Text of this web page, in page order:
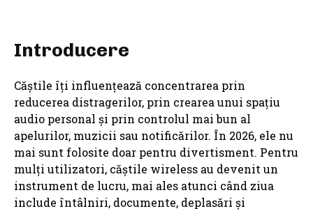
Introducere
Căștile îți influențează concentrarea prin
reducerea distragerilor, prin crearea unui spațiu
audio personal și prin controlul mai bun al
apelurilor, muzicii sau notificărilor. În 2026, ele nu
mai sunt folosite doar pentru divertisment. Pentru
mulți utilizatori, căștile wireless au devenit un
instrument de lucru, mai ales atunci când ziua
include întâlniri, documente, deplasări și